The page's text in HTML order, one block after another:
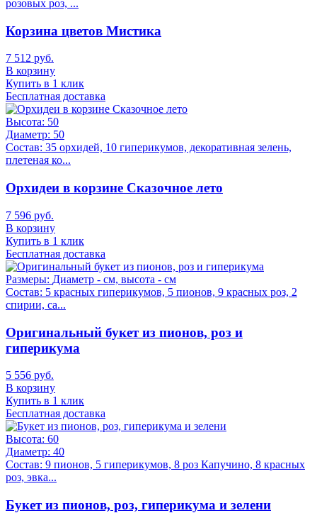
розовых роз, ...
Корзина цветов Мистика
7 512 руб.
В корзину
Купить в 1 клик
Бесплатная доставка
Высота: 50
Диаметр: 50
Состав: 35 орхидей, 10 гиперикумов, декоративная зелень,
плетеная ко...
Орхидеи в корзине Сказочное лето
7 596 руб.
В корзину
Купить в 1 клик
Бесплатная доставка
Размеры: Диаметр - см, высота - см
Состав: 5 красных гиперикумов, 5 пионов, 9 красных роз, 2
спирии, са...
Оригинальный букет из пионов, роз и
гиперикума
5 556 руб.
В корзину
Купить в 1 клик
Бесплатная доставка
Высота: 60
Диаметр: 40
Состав: 9 пионов, 5 гиперикумов, 8 роз Капучино, 8 красных
роз, эвка...
Букет из пионов, роз, гиперикума и зелени